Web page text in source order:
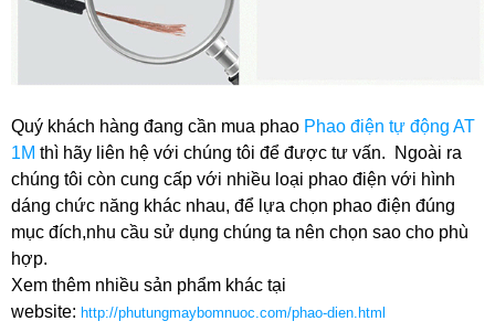
Quý khách hàng đang cần mua phao Phao điện tự động AT
1M thì hãy liên hệ với chúng tôi để được tư vấn. Ngoài ra
chúng tôi còn cung cấp với nhiều loại phao điện với hình
dáng chức năng khác nhau, để lựa chọn phao điện đúng
mục đích,nhu cầu sử dụng chúng ta nên chọn sao cho phù
hợp.
Xem thêm nhiều sản phẩm khác tại
website: http://phutungmaybomnuoc.com/phao-dien.html